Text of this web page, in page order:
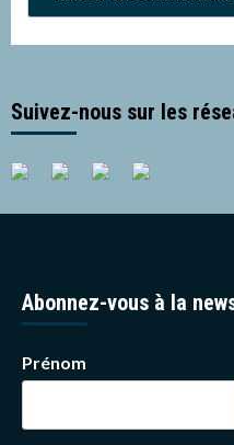
Suivez-nous sur les
Abonnez-vous à la
Prénom